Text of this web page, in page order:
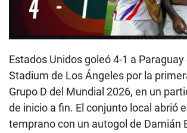
Estados Unidos goleó 4-1 a Paraguay
Stadium de Los Ángeles por la
Grupo D del Mundial 2026, en un
de inicio a fin. El conjunto local abrió
temprano con un autogol de Damián